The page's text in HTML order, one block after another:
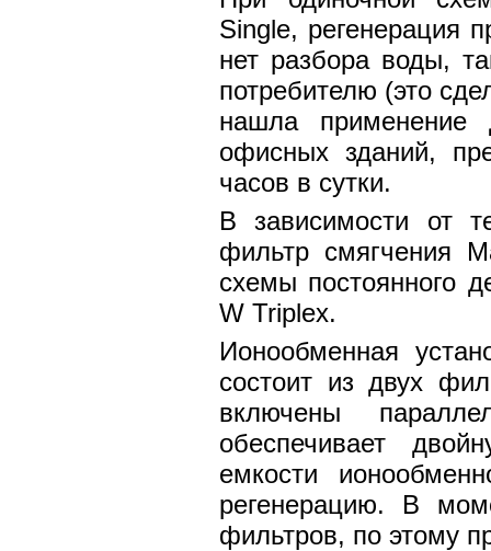
Single, регенерация
нет разбора воды,
потребителю (это
нашла применение
офисных зданий,
часов в сутки.
В зависимости от
фильтр смягчения
схемы постоянного
W Triplex.
Ионообменная
состоит из двух
включены
обеспечивает
емкости
регенерацию. В
фильтров, по этому